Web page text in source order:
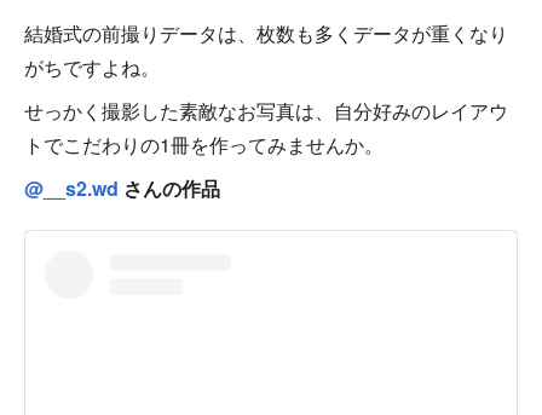
結婚式の前撮りデータは、枚数も多くデータが重くなり
がちですよね。
せっかく撮影した素敵なお写真は、自分好みのレイアウ
トでこだわりの1冊を作ってみませんか。
@__s2.wd さんの作品